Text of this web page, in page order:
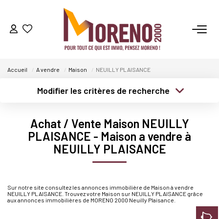
VENTES
ESTIMATION
NOS AGENCES
Qui Sommes-Nous ?
Accueil A vendre Maison NEUILLY PLAISANCE
Modifier les critères de recherche
Sélectionnez...
Type de bien
Surface min
Achat / Vente Maison NEUILLY
PLAISANCE - Maison a vendre à
NEUILLY PLAISANCE
Sur notre site consultez les annonces immobilière de Maison à vendre
NEUILLY PLAISANCE. Trouvez votre Maison sur NEUILLY PLAISANCE grâce
aux annonces immobilières de MORENO 2000 Neuilly Plaisance.